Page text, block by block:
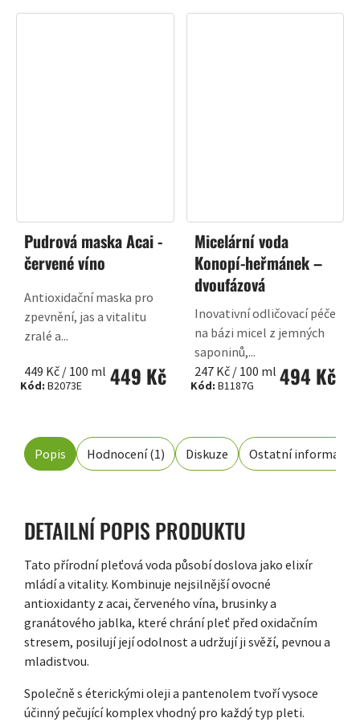
Pudrová maska Acai -
červené víno
449 Kč
Měrná
cena:
449 Kč / 100 ml
Antioxidační maska pro
zpevnění, jas a vitalitu
zralé a...
Kód: B2073E
Micelární voda
Konopí-heřmánek –
dvoufázová
494 Kč
Měrná
cena:
247 Kč / 100 ml
Inovativní odličovací péče
na bázi micel z jemných
saponinů,...
Kód: B1187G
Popis Hodnocení (1) Diskuze Ostatní informace
DETAILNÍ POPIS PRODUKTU
Tato přírodní pleťová voda působí doslova jako elixír
mládí a vitality. Kombinuje nejsilnější ovocné
antioxidanty z acai, červeného vína, brusinky a
granátového jablka, které chrání pleť před oxidačním
stresem, posilují její odolnost a udržují ji svěží, pevnou a
mladistvou.
Společně s éterickými oleji a pantenolem tvoří vysoce
účinný pečující komplex vhodný pro každý typ pleti.